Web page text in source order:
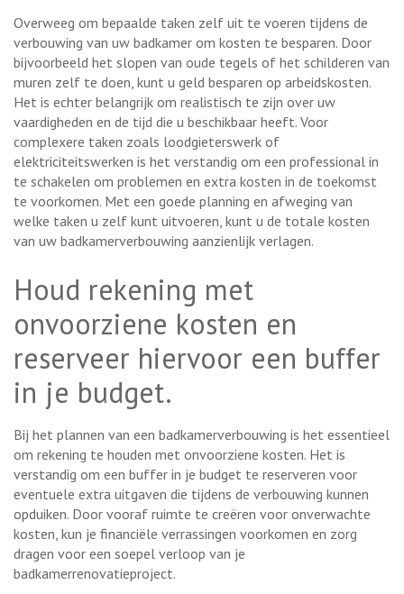
Overweeg om bepaalde taken zelf uit te voeren tijdens de
verbouwing van uw badkamer om kosten te besparen. Door
bijvoorbeeld het slopen van oude tegels of het schilderen van
muren zelf te doen, kunt u geld besparen op arbeidskosten.
Het is echter belangrijk om realistisch te zijn over uw
vaardigheden en de tijd die u beschikbaar heeft. Voor
complexere taken zoals loodgieterswerk of
elektriciteitswerken is het verstandig om een professional in
te schakelen om problemen en extra kosten in de toekomst
te voorkomen. Met een goede planning en afweging van
welke taken u zelf kunt uitvoeren, kunt u de totale kosten
van uw badkamerverbouwing aanzienlijk verlagen.
Houd rekening met
onvoorziene kosten en
reserveer hiervoor een buffer
in je budget.
Bij het plannen van een badkamerverbouwing is het essentieel
om rekening te houden met onvoorziene kosten. Het is
verstandig om een buffer in je budget te reserveren voor
eventuele extra uitgaven die tijdens de verbouwing kunnen
opduiken. Door vooraf ruimte te creëren voor onverwachte
kosten, kun je financiële verrassingen voorkomen en zorg
dragen voor een soepel verloop van je
badkamerrenovatieproject.